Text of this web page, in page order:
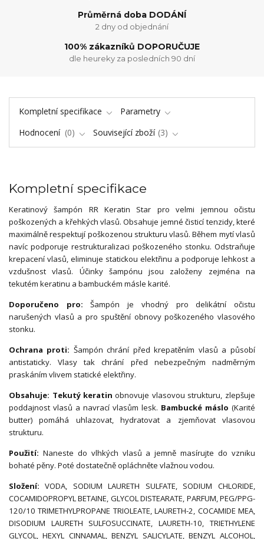
Průměrná doba DODÁNÍ
2 dny od objednání
100% zákazníků DOPORUČUJE
dle heureky za posledních 90 dní
Kompletní specifikace
Parametry
Hodnocení
0 Související zboží 3
Kompletní specifikace
Keratinový šampón RR Keratin Star pro velmi jemnou očistu
poškozených a křehkých vlasů. Obsahuje jemné čisticí tenzidy, které
maximálně respektují poškozenou strukturu vlasů. Během mytí vlasů
navíc podporuje restrukturalizaci poškozeného stonku. Odstraňuje
krepacení vlasů, eliminuje statickou elektřinu a podporuje lehkost a
vzdušnost vlasů. Účinky šampónu jsou založeny zejména na
tekutém keratinu a bambuckém másle karité.
Doporučeno pro: Šampón je vhodný pro delikátní očistu
narušených vlasů a pro spuštění obnovy poškozeného vlasového
stonku.
Ochrana proti: Šampón chrání před krepatěním vlasů a působí
antistaticky. Vlasy tak chrání před nebezpečným nadměrným
praskáním vlivem statické elektřiny.
Obsahuje: Tekutý keratin obnovuje vlasovou strukturu, zlepšuje
poddajnost vlasů a navrací vlasům lesk. Bambucké máslo (Karité
butter) pomáhá uhlazovat, hydratovat a zjemňovat vlasovou
strukturu.
Použití: Naneste do vlhkých vlasů a jemně masírujte do vzniku
bohaté pěny. Poté dostatečně opláchněte vlažnou vodou.
Složení: VODA, SODIUM LAURETH SULFATE, SODIUM CHLORIDE,
COCAMIDOPROPYL BETAINE, GLYCOL DISTEARATE, PARFUM, PEG/PPG-
120/10 TRIMETHYLPROPANE TRIOLEATE, LAURETH-2, COCAMIDE MEA,
DISODIUM LAURETH SULFOSUCCINATE, LAURETH-10, TRIETHYLENE
GLYCOL, HEXYL CINNAMAL, BENZYL SALICYLATE, BENZYL ALCOHOL,